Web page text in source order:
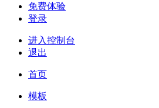
免费体验
登录
进入控制台
退出
首页
模板